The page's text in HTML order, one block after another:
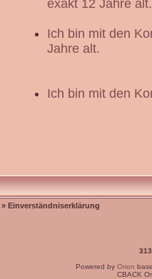
exakt 12 Jahre alt.
Ich bin mit den
Jahre alt.
Ich bin mit den
» Einverständniserklärung
Powered by Orion
CBACK